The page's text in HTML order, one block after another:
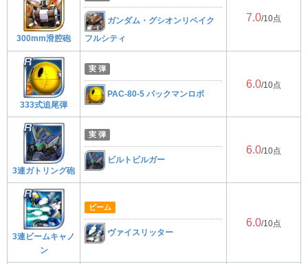
300mm滑腔砲
ガンダム・グシオンリベイク
フルシティ
7.0/10点
333式追尾弾
実 弾
PAC-80-5 パックマンロボ
6.0/10点
3連ガトリング砲
実 弾
ビルトビルガー
6.0/10点
3連ビームキャノ
ン
ビーム
ヴァイスリッター
6.0/10点